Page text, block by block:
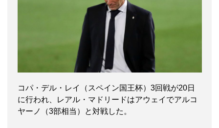
コパ・デル・レイ（スペイン国王杯）3回戦が20日
に行われ、レアル・マドリードはアウェイでアルコ
ヤーノ（3部相当）と対戦した。